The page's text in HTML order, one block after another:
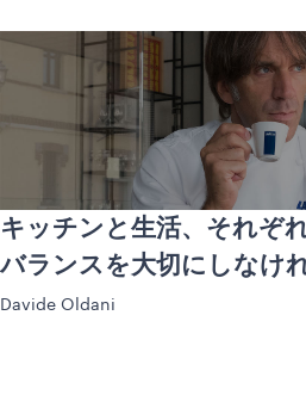
キッチンと生活、それぞ
バランスを大切にしなけ
Davide Oldani